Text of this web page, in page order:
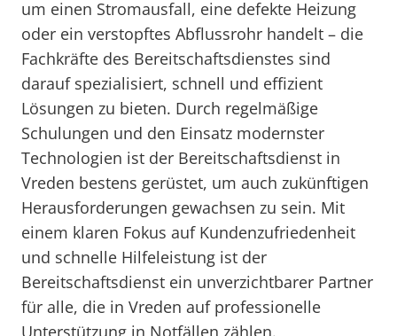
um einen Stromausfall, eine defekte Heizung
oder ein verstopftes Abflussrohr handelt – die
Fachkräfte des Bereitschaftsdienstes sind
darauf spezialisiert, schnell und effizient
Lösungen zu bieten. Durch regelmäßige
Schulungen und den Einsatz modernster
Technologien ist der Bereitschaftsdienst in
Vreden bestens gerüstet, um auch zukünftigen
Herausforderungen gewachsen zu sein. Mit
einem klaren Fokus auf Kundenzufriedenheit
und schnelle Hilfeleistung ist der
Bereitschaftsdienst ein unverzichtbarer Partner
für alle, die in Vreden auf professionelle
Unterstützung in Notfällen zählen.